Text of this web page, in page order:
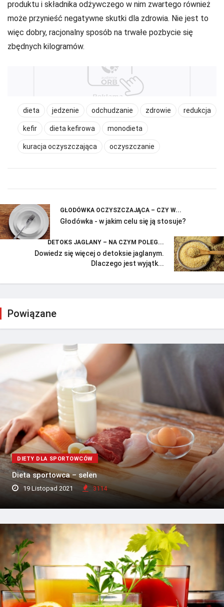
produktu i składnika odżywczego w nim zwartego również
może przynieść negatywne skutki dla zdrowia. Nie jest to
więc dobry, racjonalny sposób na trwałe pozbycie się
zbędnych kilogramów.
dieta jedzenie odchudzanie zdrowie redukcja
kefir dieta kefirowa monodieta
kuracja oczyszczająca oczyszczanie
GŁODÓWKA OCZYSZCZAJĄCA – CZY W...
Głodówka - w jakim celu się ją stosuje?
DETOKS JAGLANY – NA CZYM POLEG...
Dowiedz się więcej o detoksie jaglanym.
Dlaczego jest wyjątk...
Powiązane
DIETY DLA SPORTOWCÓW
Dieta sportowca – selen
19 Listopad 2021 3114